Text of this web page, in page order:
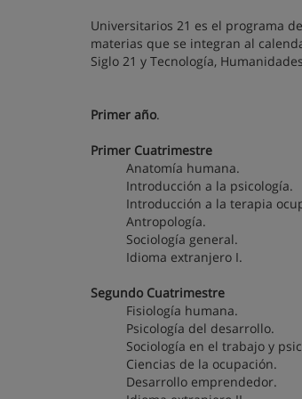
Universitarios 21 es el programa
materias que se integran al
Siglo 21 y Tecnología,
Primer año.
Primer Cuatrimestre
Anatomía humana.
Introducción a la psicología.
Introducción a la terapia
Antropología.
Sociología general.
Idioma extranjero I.
Segundo Cuatrimestre
Fisiología humana.
Psicología del desarrollo.
Sociología en el trabajo y
Ciencias de la ocupación.
Desarrollo emprendedor.